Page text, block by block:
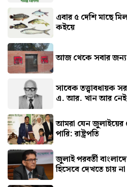
এবার ৫ দেশি মাছে
কইয়ে
আজ থেকে সবার জন্য
সাবেক তত্ত্বাবধায়ক
এ. আর. খান আর নেই
আমরা যেন জুলাইয়ের
পারি: রাষ্ট্রপতি
জুলাই পরবর্তী
হিসেবে দেখতে চায় না